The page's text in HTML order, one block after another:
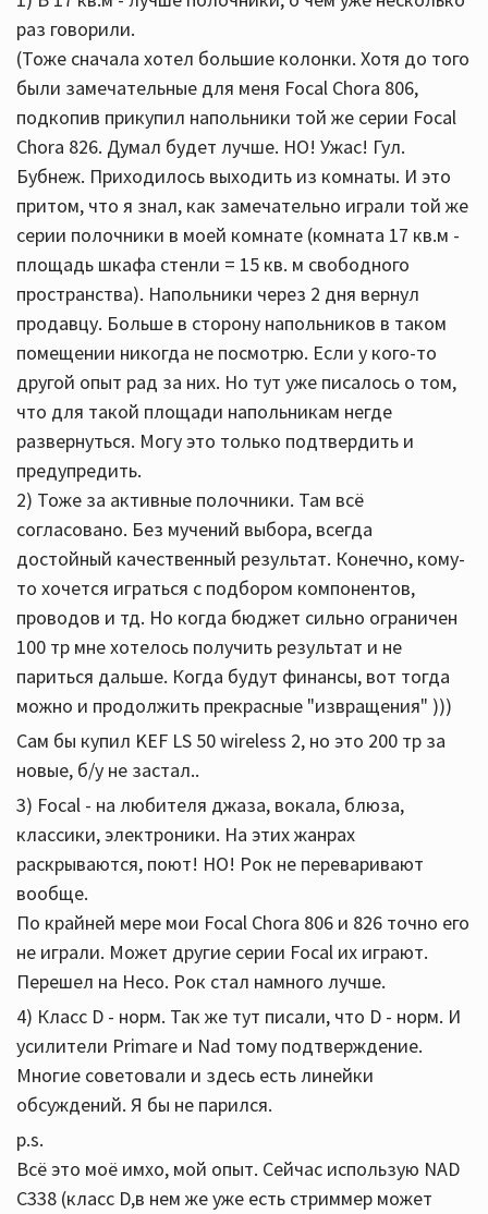
раз говорили.
(Тоже сначала хотел большие колонки. Хотя до того
были замечательные для меня Focal Chora 806,
подкопив прикупил напольники той же серии Focal
Chora 826. Думал будет лучше. НО! Ужас! Гул.
Бубнеж. Приходилось выходить из комнаты. И это
притом, что я знал, как замечательно играли той же
серии полочники в моей комнате (комната 17 кв.м -
площадь шкафа стенли = 15 кв. м свободного
пространства). Напольники через 2 дня вернул
продавцу. Больше в сторону напольников в таком
помещении никогда не посмотрю. Если у кого-то
другой опыт рад за них. Но тут уже писалось о том,
что для такой площади напольникам негде
развернуться. Могу это только подтвердить и
предупредить.
2) Тоже за активные полочники. Там всё
согласовано. Без мучений выбора, всегда
достойный качественный результат. Конечно, кому-
то хочется играться с подбором компонентов,
проводов и тд. Но когда бюджет сильно ограничен
100 тр мне хотелось получить результат и не
париться дальше. Когда будут финансы, вот тогда
можно и продолжить прекрасные "извращения" )))
Сам бы купил KEF LS 50 wireless 2, но это 200 тр за
новые, б/у не застал..
3) Focal - на любителя джаза, вокала, блюза,
классики, электроники. На этих жанрах
раскрываются, поют! НО! Рок не переваривают
вообще.
По крайней мере мои Focal Chora 806 и 826 точно его
не играли. Может другие серии Focal их играют.
Перешел на Heco. Рок стал намного лучше.
4) Класс D - норм. Так же тут писали, что D - норм. И
усилители Primare и Nad тому подтверждение.
Многие советовали и здесь есть линейки
обсуждений. Я бы не парился.
p.s.
Всё это моё имхо, мой опыт. Сейчас использую NAD
C338 (класс D,в нем же уже есть стриммер может